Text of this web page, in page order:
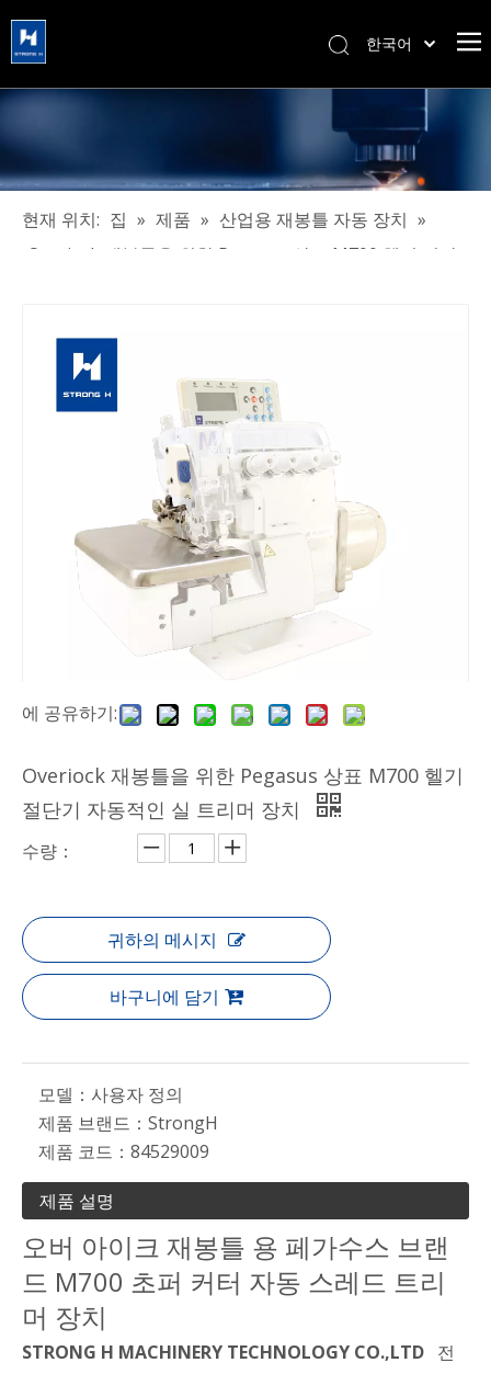
한국어
Türk dili
Tiếng Việt
Español
현재 위치: 집 » 제품 » 산업용 재봉틀 자동 장치 »
Overiock 재봉틀을 위한 Pegasus 상표 M700 헬기 절단
에 공유하기:
Overiock 재봉틀을 위한 Pegasus 상표 M700 헬기
절단기 자동적인 실 트리머 장치
수량：
귀하의 메시지
바구니에 담기
모델： 사용자 정의
제품 브랜드： StrongH
제품 코드： 84529009
제품 설명
오버 아이크 재봉틀 용 페가수스 브랜
드 M700 초퍼 커터 자동 스레드 트리
머 장치
STRONG H MACHINERY TECHNOLOGY CO.,LTD 전